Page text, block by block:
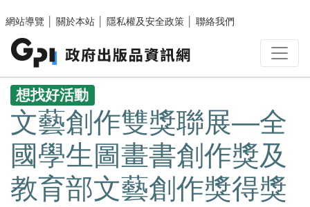
網站導覽
關於本站 隱私權及安全政策 聯絡我們
:::
想找好活動
文藝創作雙獎聯展—全
國學生圖畫書創作獎及
教育部文藝創作獎得獎